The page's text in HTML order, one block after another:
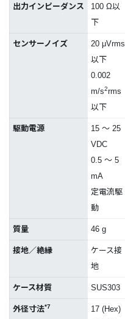
出力インピーダンス
100 Ω以
下
センサーノイズ
20 μVrms
以下
0.002
m/s2rms
以下
駆動電源
15 ～ 25
VDC
0.5 ～ 5
mA
定電流駆
動
質量 46 g
接地／絶縁
ケース接
地
ケース材質 SUS303
外径寸法*7
17 (Hex)